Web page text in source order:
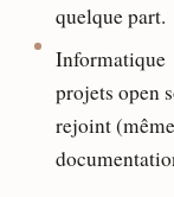
quelque part.
Informatique
projets open
rejoint